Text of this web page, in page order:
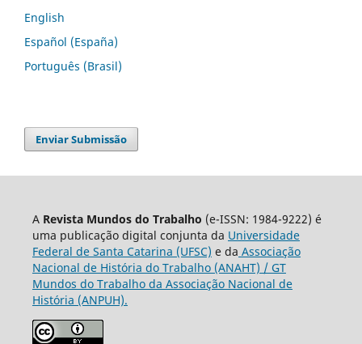
English
Español (España)
Português (Brasil)
Enviar Submissão
A Revista Mundos do Trabalho (e-ISSN: 1984-9222) é
uma publicação digital conjunta da Universidade
Federal de Santa Catarina (UFSC) e da Associação
Nacional de História do Trabalho (ANAHT) / GT
Mundos do Trabalho da Associação Nacional de
História (ANPUH).